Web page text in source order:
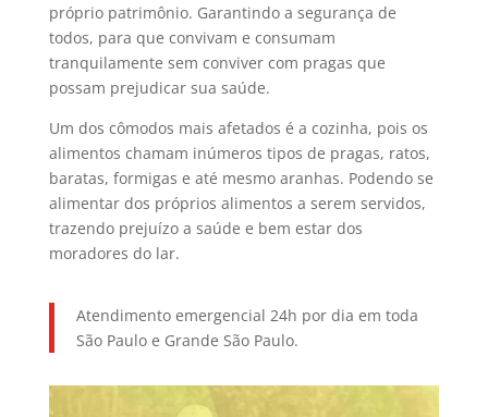
próprio patrimônio. Garantindo a segurança de
todos, para que convivam e consumam
tranquilamente sem conviver com pragas que
possam prejudicar sua saúde.
Um dos cômodos mais afetados é a cozinha, pois os
alimentos chamam inúmeros tipos de pragas, ratos,
baratas, formigas e até mesmo aranhas. Podendo se
alimentar dos próprios alimentos a serem servidos,
trazendo prejuízo a saúde e bem estar dos
moradores do lar.
Atendimento emergencial 24h por dia em toda
São Paulo e Grande São Paulo.